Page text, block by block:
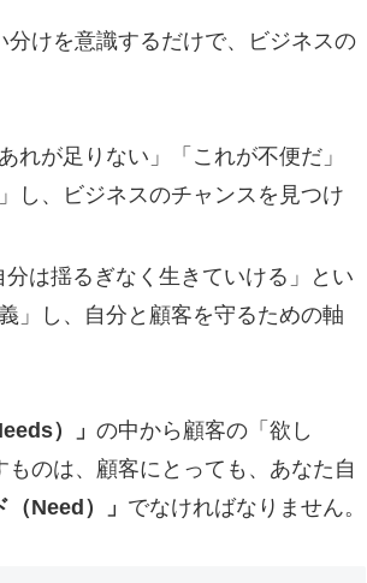
けを意識するだけで、ビジネスの
れが足りない」「これが不便だ」
し、ビジネスのチャンスを見つけ
分は揺るぎなく生きていける」とい
」し、自分と顧客を守るための軸
）」 の中から顧客の「欲し
のは、顧客にとっても、あなた自
（Need）」 でなければなりません。